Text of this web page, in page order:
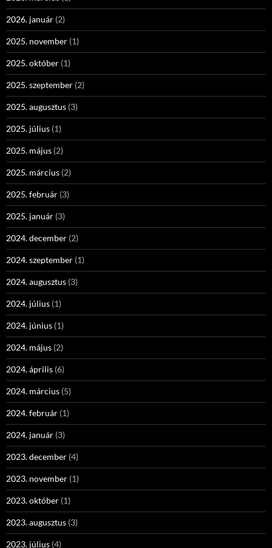
2026. január (2)
2025. november (1)
2025. október (1)
2025. szeptember (2)
2025. augusztus (3)
2025. július (1)
2025. május (2)
2025. március (2)
2025. február (3)
2025. január (3)
2024. december (2)
2024. szeptember (1)
2024. augusztus (3)
2024. július (1)
2024. június (1)
2024. május (2)
2024. április (6)
2024. március (5)
2024. február (1)
2024. január (3)
2023. december (4)
2023. november (1)
2023. október (1)
2023. augusztus (3)
2023. július (4)